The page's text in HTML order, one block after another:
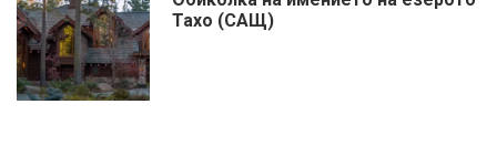
Тахо (САЩ)